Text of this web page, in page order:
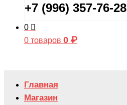
+7 (996) 357-76-28
0
0 товаров 0 ₽
Главная
Магазин